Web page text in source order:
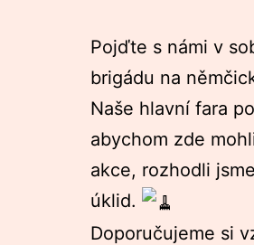
Pojďte s námi v
brigádu na
Naše hlavní fara
abychom zde
akce, rozhodli
úklid.
Doporučujeme si